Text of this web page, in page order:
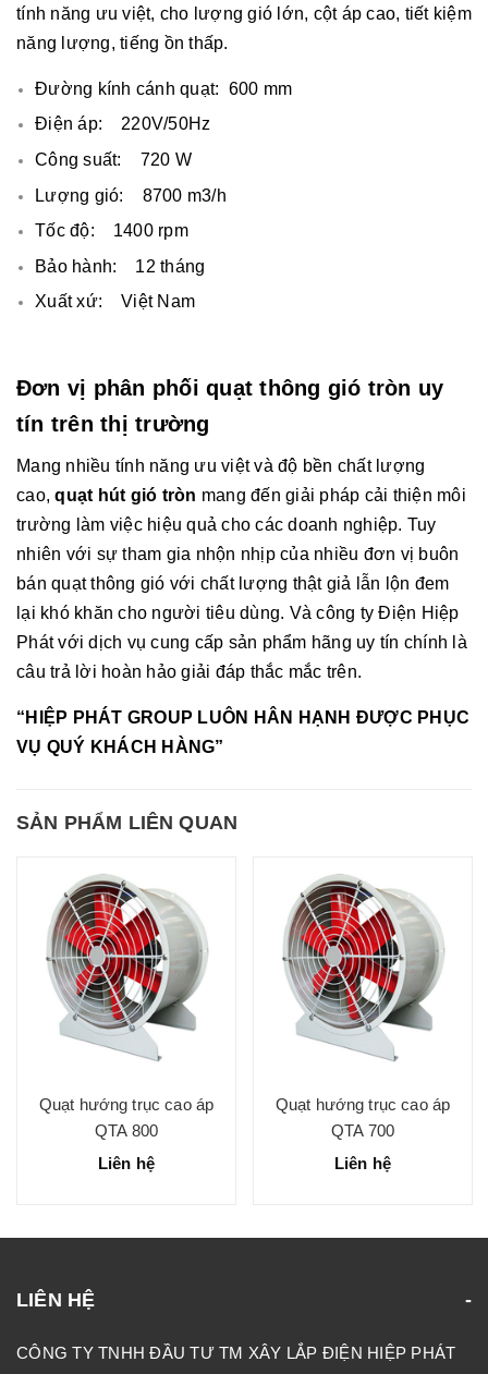
tính năng ưu việt, cho lượng gió lớn, cột áp cao, tiết kiệm
năng lượng, tiếng ồn thấp.
Đường kính cánh quạt: 600 mm
Điện áp: 220V/50Hz
Công suất: 720 W
Lượng gió: 8700 m3/h
Tốc độ: 1400 rpm
Bảo hành: 12 tháng
Xuất xứ: Việt Nam
Đơn vị phân phối quạt thông gió tròn uy
tín trên thị trường
Mang nhiều tính năng ưu việt và độ bền chất lượng
cao,quạt hút gió tròn mang đến giải pháp cải thiện môi
trường làm việc hiệu quả cho các doanh nghiệp. Tuy
nhiên với sự tham gia nhộn nhịp của nhiều đơn vị buôn
bán quạt thông gió với chất lượng thật giả lẫn lộn đem
lại khó khăn cho người tiêu dùng. Và công ty Điện Hiệp
Phát với dịch vụ cung cấp sản phẩm hãng uy tín chính là
câu trả lời hoàn hảo giải đáp thắc mắc trên.
“HIỆP PHÁT GROUP LUÔN HÂN HẠNH ĐƯỢC PHỤC
VỤ QUÝ KHÁCH HÀNG”
SẢN PHẨM LIÊN QUAN
Quạt hướng trục cao áp
QTA 800
Liên hệ
Quạt hướng trục cao áp
QTA 700
Liên hệ
LIÊN HỆ
CÔNG TY TNHH ĐẦU TƯ TM XÂY LẮP ĐIỆN HIỆP PHÁT